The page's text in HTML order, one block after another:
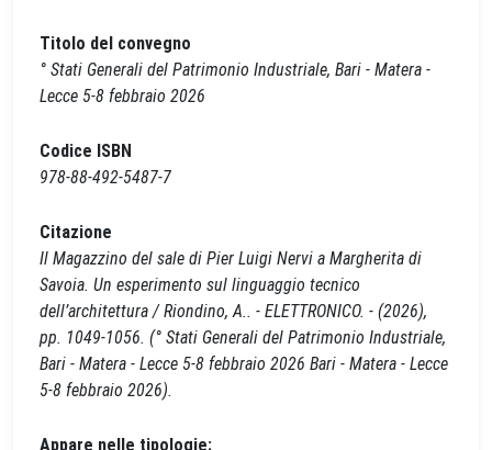
Titolo del convegno
° Stati Generali del Patrimonio Industriale, Bari - Matera -
Lecce 5-8 febbraio 2026
Codice ISBN
978-88-492-5487-7
Citazione
Il Magazzino del sale di Pier Luigi Nervi a Margherita di
Savoia. Un esperimento sul linguaggio tecnico
dell’architettura / Riondino, A.. - ELETTRONICO. - (2026),
pp. 1049-1056. (° Stati Generali del Patrimonio Industriale,
Bari - Matera - Lecce 5-8 febbraio 2026 Bari - Matera - Lecce
5-8 febbraio 2026).
Appare nelle tipologie: